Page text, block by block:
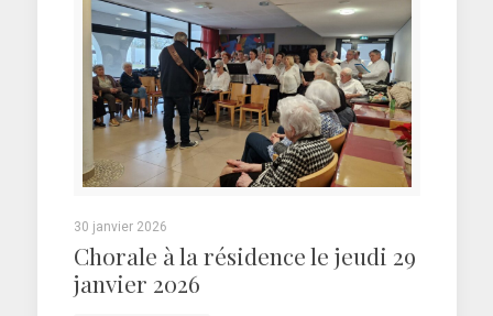
30 janvier 2026
Chorale à la résidence le jeudi 29
janvier 2026